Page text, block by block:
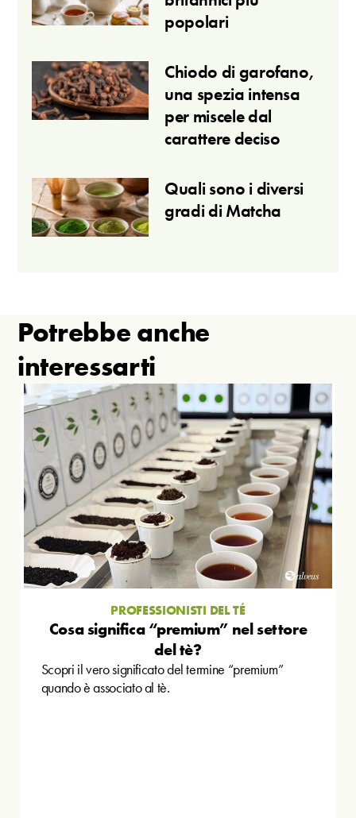
popolari
Chiodo di garofano,
una spezia intensa
per miscele dal
carattere deciso
Quali sono i diversi
gradi di Matcha
Potrebbe anche
interessarti
PROFESSIONISTI DEL TÉ
Cosa significa “premium” nel settore
del tè?
Scopri il vero significato del termine “premium”
quando è associato al tè.